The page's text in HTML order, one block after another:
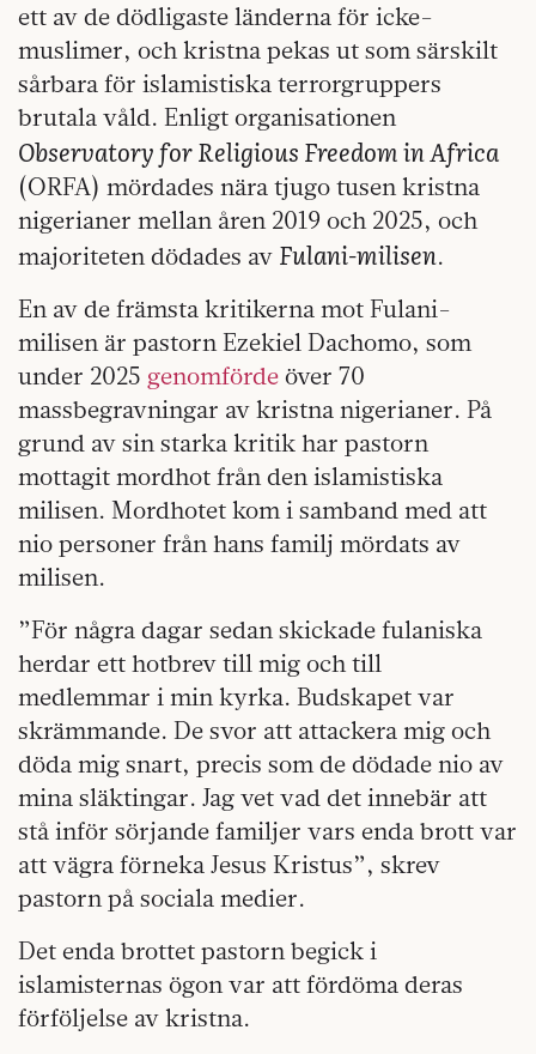
ett av de dödligaste länderna för icke-
muslimer, och kristna pekas ut som särskilt
sårbara för islamistiska terrorgruppers
brutala våld. Enligt organisationen
Observatory for Religious Freedom in Africa
(ORFA) mördades nära tjugo tusen kristna
nigerianer mellan åren 2019 och 2025, och
majoriteten dödades av Fulani-milisen.
En av de främsta kritikerna mot Fulani-
milisen är pastorn Ezekiel Dachomo, som
under 2025 genomförde över 70
massbegravningar av kristna nigerianer. På
grund av sin starka kritik har pastorn
mottagit mordhot från den islamistiska
milisen. Mordhotet kom i samband med att
nio personer från hans familj mördats av
milisen.
”För några dagar sedan skickade fulaniska
herdar ett hotbrev till mig och till
medlemmar i min kyrka. Budskapet var
skrämmande. De svor att attackera mig och
döda mig snart, precis som de dödade nio av
mina släktingar. Jag vet vad det innebär att
stå inför sörjande familjer vars enda brott var
att vägra förneka Jesus Kristus”, skrev
pastorn på sociala medier.
Det enda brottet pastorn begick i
islamisternas ögon var att fördöma deras
förföljelse av kristna.